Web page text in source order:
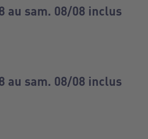
au sam. 08/08 inclus
au sam. 08/08 inclus